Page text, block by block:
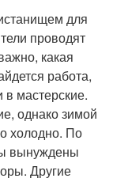
для
проводят
какая
работа,
мастерские.
однако зимой
холодно. По
вынуждены
Другие